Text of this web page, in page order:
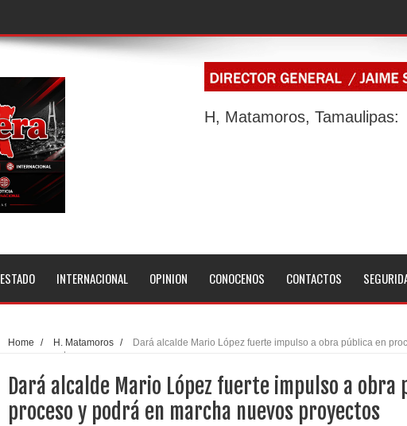
H, Matamoros, Tamaulipas:
ESTADO INTERNACIONAL OPINION CONOCENOS CONTACTOS
Home / H. Matamoros /
Dará alcalde Mario López fuerte impulso a obra pública en
nuevos proyectos
Dará alcalde Mario López fuerte impulso a obra
proceso y podrá en marcha nuevos proyectos